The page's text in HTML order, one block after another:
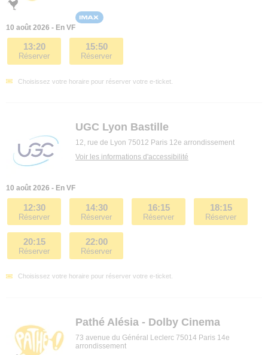
10 août 2026 - En VF
13:20
Réserver
15:50
Réserver
Choisissez votre horaire pour réserver votre e-ticket.
UGC Lyon Bastille
12, rue de Lyon 75012 Paris 12e arrondissement
Voir les informations d'accessibilité
10 août 2026 - En VF
12:30
Réserver
14:30
Réserver
16:15
Réserver
18:15
Réserver
20:15
Réserver
22:00
Réserver
Choisissez votre horaire pour réserver votre e-ticket.
Pathé Alésia - Dolby Cinema
73 avenue du Général Leclerc 75014 Paris 14e
arrondissement